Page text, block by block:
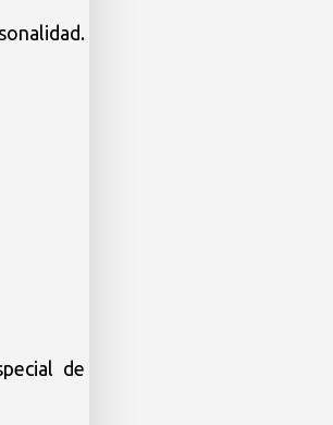
de